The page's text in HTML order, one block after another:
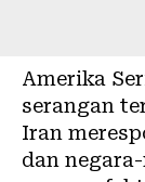
Amerika
serangan
Iran
dan